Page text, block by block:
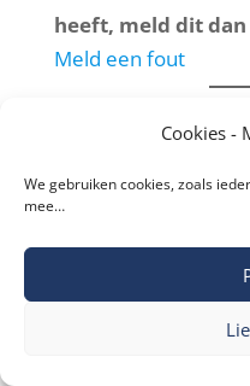
Cookies -
We gebruiken cookies, zoals
mee…
heeft, meld dit dan
Meld een fout
Wat
Blogger